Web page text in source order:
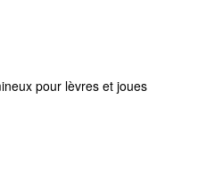
pour lèvres et joues